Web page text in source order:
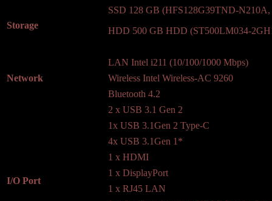
Storage
SSD 128 GB (HFS128G39TND-N210A,
HDD 500 GB HDD (ST500LM034-
Network
LAN Intel i211 (10/100/1000 Mbps)
Wireless Intel Wireless-AC 9260
Bluetooth 4.2
I/O Port
2 x USB 3.1 Gen 2
1x USB 3.1Gen 2 Type-C
4x USB 3.1Gen 1*
1 x HDMI
1 x DisplayPort
1 x RJ45 LAN